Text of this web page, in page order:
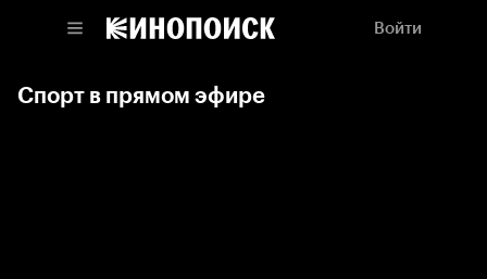
Войти
Спорт в прямом эфире